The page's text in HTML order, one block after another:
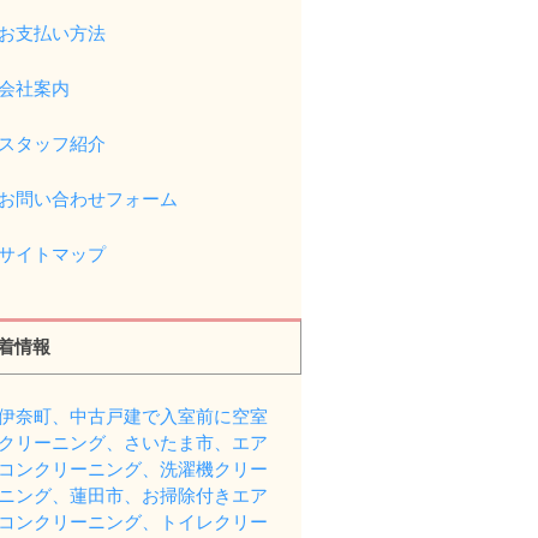
支払い方法
社案内
タッフ紹介
問い合わせフォーム
イトマップ
情報
奈町、中古戸建で入室前に空室
リーニング、さいたま市、エア
ンクリーニング、洗濯機クリー
ング、蓮田市、お掃除付きエア
ンクリーニング、トイレクリー